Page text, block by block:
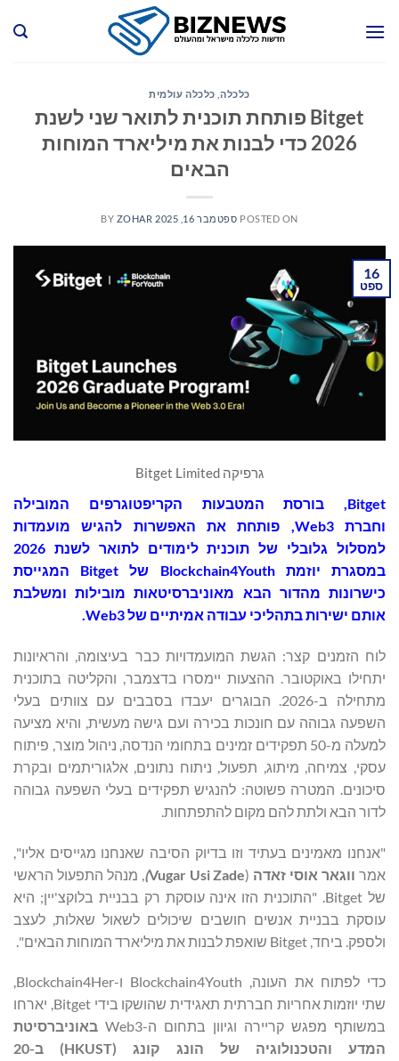
כלכלה, כלכלה עולמית
Bitget פותחת תוכנית לתואר שני לשנת
2026 כדי לבנות את מיליארד המוחות
הבאים
POSTED ON ספטמבר 16, 2025 BY ZOHAR
16
ספט
גרפיקה Bitget Limited
Bitget, בורסת המטבעות הקריפטוגרפים המובילה
וחברת Web3, פותחת את האפשרות להגיש מועמדות
למסלול גלובלי של תוכנית לימודים לתואר לשנת 2026
במסגרת יוזמת Blockchain4Youth של Bitget המגייסת
כישרונות מהדור הבא מאוניברסיטאות מובילות ומשלבת
אותם ישירות בתהליכי עבודה אמיתיים של Web3.
לוח הזמנים קצר: הגשת המועמדויות כבר בעיצומה, והראיונות
יתחילו באוקטובר. ההצעות יימסרו בדצמבר, והקליטה בתוכנית
מתחילה ב-2026. הבוגרים יעבדו בסבבים עם צוותים בעלי
השפעה גבוהה עם חונכות בכירה ועם גישה מעשית, והיא מציעה
למעלה מ-50 תפקידים זמינים בתחומי הנדסה, ניהול מוצר, פיתוח
עסקי, צמיחה, מיתוג, תפעול, ניתוח נתונים, אלגוריתמים ובקרת
סיכונים. המטרה פשוטה: להנגיש תפקידים בעלי השפעה גבוהה
לדור הבא ולתת להם מקום להתפתחות.
"אנחנו מאמינים בעתיד וזו בדיוק הסיבה שאנחנו מגייסים אליו",
אמר ווגאר אוסי זאדה (
Vugar Usi Zade
) , מנהל התפעול הראשי
של Bitget. "התוכנית הזו אינה עוסקת רק בבניית בלוקצ'יין; היא
עוסקת בבניית אנשים חושבים שיכולים לשאול שאלות, לעצב
ולספק. ביחד, Bitget שואפת לבנות את מיליארד המוחות הבאים".
כדי לפתוח את העונה, Blockchain4Youth ו-Blockchain4Her,
שתי יוזמות אחריות חברתית תאגידית שהושקו בידי Bitget, יארחו
במשותף מפגש קריירה וגיוון בתחום ה-Web3
באוניברסיטת
המדע והטכנולוגיה של הונג קונג (HKUST
) ב-20